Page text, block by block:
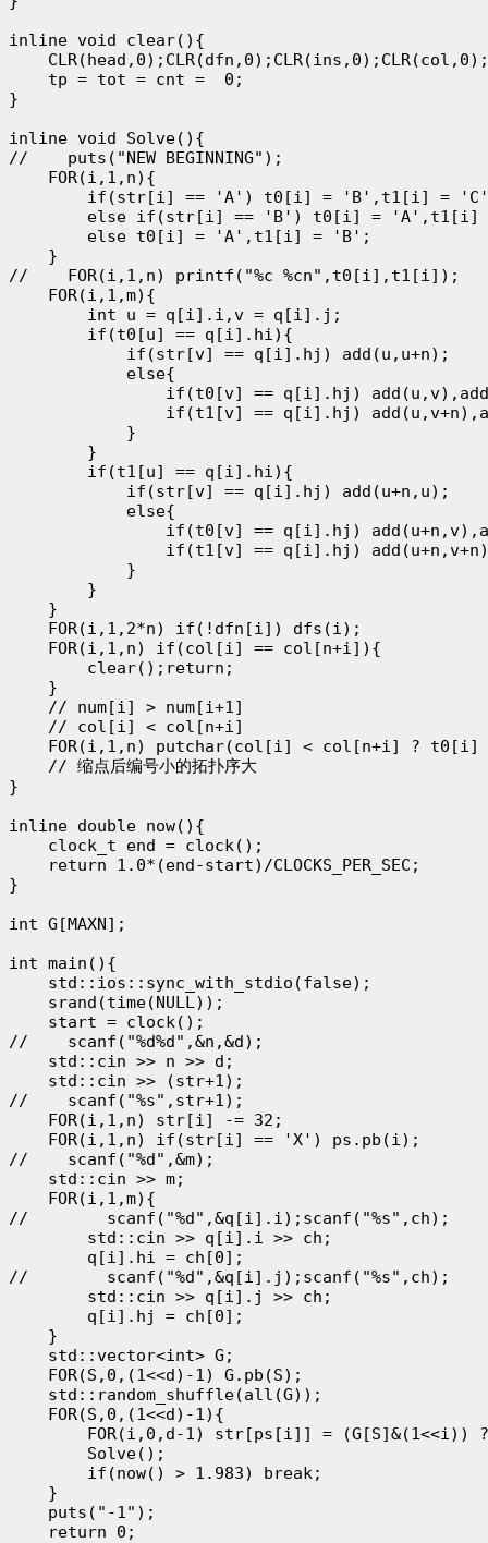
inline void clear(){
    CLR(head,0);CLR(dfn,0);CLR(ins,0);CLR(col,0);
    tp = tot = cnt =  0;
}
inline void Solve(){
//    puts("NEW BEGINNING");
    FOR(i,1,n){
if(str[i] == 'A') t0[i] = 'B',t1[i] =
else if(str[i] == 'B') t0[i] = 'A',t1[i]
        else t0[i] = 'A',t1[i] = 'B';
    }
//    FOR(i,1,n) printf("%c %cn",t0[i],t1[i]);
    FOR(i,1,m){
        int u = q[i].i,v = q[i].j;
        if(t0[u] == q[i].hi){
            if(str[v] == q[i].hj) add(u,u+n);
            else{
if(t0[v] == q[i].hj)
if(t1[v] == q[i].hj)
            }
        }
        if(t1[u] == q[i].hi){
            if(str[v] == q[i].hj) add(u+n,u);
            else{
if(t0[v] == q[i].hj)
if(t1[v] == q[i].hj)
            }
        }
    }
    FOR(i,1,2*n) if(!dfn[i]) dfs(i);
    FOR(i,1,n) if(col[i] == col[n+i]){
        clear();return;
    }
    // num[i] > num[i+1]
    // col[i] < col[n+i]
FOR(i,1,n) putchar(col[i] < col[n+i] ? t0[i]
    // 缩点后编号小的拓扑序大
}
inline double now(){
    clock_t end = clock();
    return 1.0*(end-start)/CLOCKS_PER_SEC;
}
int G[MAXN];
int main(){
    std::ios::sync_with_stdio(false);
    srand(time(NULL));
    start = clock();
//    scanf("%d%d",&n,&d);
    std::cin >> n >> d;
    std::cin >> (str+1);
//    scanf("%s",str+1);
    FOR(i,1,n) str[i] -= 32;
    FOR(i,1,n) if(str[i] == 'X') ps.pb(i);
//    scanf("%d",&m);
    std::cin >> m;
    FOR(i,1,m){
//        scanf("%d",&q[i].i);scanf("%s",ch);
        std::cin >> q[i].i >> ch;
        q[i].hi = ch[0];
//        scanf("%d",&q[i].j);scanf("%s",ch);
        std::cin >> q[i].j >> ch;
        q[i].hj = ch[0];
    }
    std::vector<int> G;
    FOR(S,0,(1<<d)-1) G.pb(S);
    std::random_shuffle(all(G));
    FOR(S,0,(1<<d)-1){
FOR(i,0,d-1) str[ps[i]] = (G[S]&(1<<i))
        Solve();
        if(now() > 1.983) break;
    }
    puts("-1");
    return 0;